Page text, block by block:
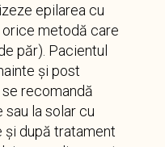
epilarea cu
orice metodă care
păr). Pacientul
și post
recomandă
sau la solar cu
și după tratament